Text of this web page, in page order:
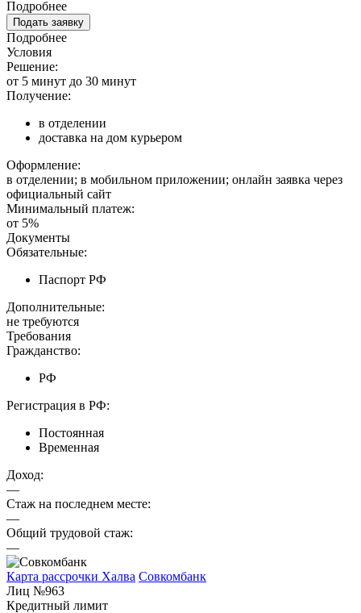
Подробнее
Подать заявку
Подробнее
Условия
Решение:
от 5 минут до 30 минут
Получение:
в отделении
доставка на дом курьером
Оформление:
в отделении; в мобильном приложении; онлайн заявка через
официальный сайт
Минимальный платеж:
от 5%
Документы
Обязательные:
Паспорт РФ
Дополнительные:
не требуются
Требования
Гражданство:
РФ
Регистрация в РФ:
Постоянная
Временная
Доход:
—
Стаж на последнем месте:
—
Общий трудовой стаж:
—
Карта рассрочки Халва Совкомбанк
Лиц №963
Кредитный лимит